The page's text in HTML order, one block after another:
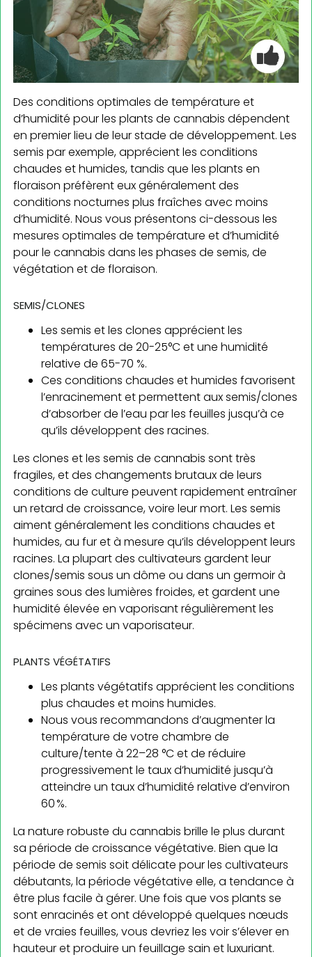
Des conditions optimales de température et
d’humidité pour les plants de cannabis dépendent
en premier lieu de leur stade de développement. Les
semis par exemple, apprécient les conditions
chaudes et humides, tandis que les plants en
floraison préfèrent eux généralement des
conditions nocturnes plus fraîches avec moins
d’humidité. Nous vous présentons ci-dessous les
mesures optimales de température et d’humidité
pour le cannabis dans les phases de semis, de
végétation et de floraison.
SEMIS/CLONES
Les semis et les clones apprécient les
températures de 20-25°C et une humidité
relative de 65-70 %.
Ces conditions chaudes et humides favorisent
l’enracinement et permettent aux semis/clones
d’absorber de l’eau par les feuilles jusqu’à ce
qu’ils développent des racines.
Les clones et les semis de cannabis sont très
fragiles, et des changements brutaux de leurs
conditions de culture peuvent rapidement entraîner
un retard de croissance, voire leur mort. Les semis
aiment généralement les conditions chaudes et
humides, au fur et à mesure qu’ils développent leurs
racines. La plupart des cultivateurs gardent leur
clones/semis sous un dôme ou dans un germoir à
graines sous des lumières froides, et gardent une
humidité élevée en vaporisant régulièrement les
spécimens avec un vaporisateur.
PLANTS VÉGÉTATIFS
Les plants végétatifs apprécient les conditions
plus chaudes et moins humides.
Nous vous recommandons d’augmenter la
température de votre chambre de
culture/tente à 22–28 °C et de réduire
progressivement le taux d’humidité jusqu’à
atteindre un taux d’humidité relative d’environ
60 %.
La nature robuste du cannabis brille le plus durant
sa période de croissance végétative. Bien que la
période de semis soit délicate pour les cultivateurs
débutants, la période végétative elle, a tendance à
être plus facile à gérer. Une fois que vos plants se
sont enracinés et ont développé quelques nœuds
et de vraies feuilles, vous devriez les voir s’élever en
hauteur et produire un feuillage sain et luxuriant.